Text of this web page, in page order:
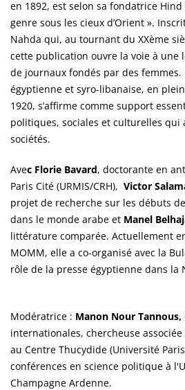
en 1892, est selon sa fondatrice
genre sous les cieux d’Orient ».
Nahda qui, au tournant du XXème
cette publication ouvre la voie à une
de journaux fondés par des
égyptienne et syro-libanaise, en
1920, s’affirme comme support
politiques, sociales et culturelles qui
sociétés.
Avec Florie Bavard, doctorante en
Paris Cité (URMIS/CRH), Victor
projet de recherche sur les débuts
dans le monde arabe et Manel
littérature comparée. Actuellement
MOMM, elle a co-organisé avec la
rôle de la presse égyptienne dans la
Modératrice : Manon Nour Tannous,
internationales, chercheuse
au Centre Thucydide (Université
conférences en science politique à
Champagne Ardenne.